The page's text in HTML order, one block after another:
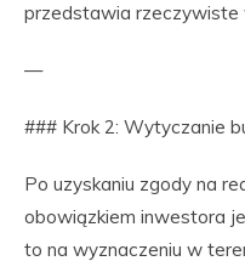
przedstawia rzeczywiste
—
### Krok 2: Wytyczanie
Po uzyskaniu zgody na
obowiązkiem inwestora
to na wyznaczeniu w